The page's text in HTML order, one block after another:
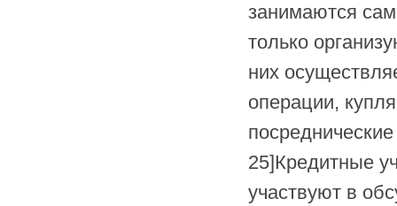
занимаются
только
них
операции,
25]Кредитные
участвуют в